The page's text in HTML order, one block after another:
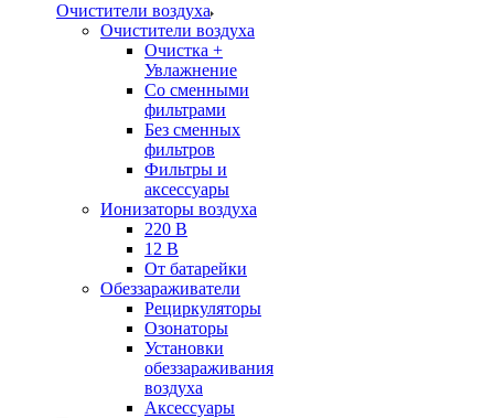
Очистители воздуха
Очистители воздуха
Очистка +
Увлажнение
Cо сменными
фильтрами
Без сменных
фильтров
Фильтры и
аксессуары
Ионизаторы воздуха
220 В
12 В
От батарейки
Обеззараживатели
Рециркуляторы
Озонаторы
Установки
обеззараживания
воздуха
Аксессуары